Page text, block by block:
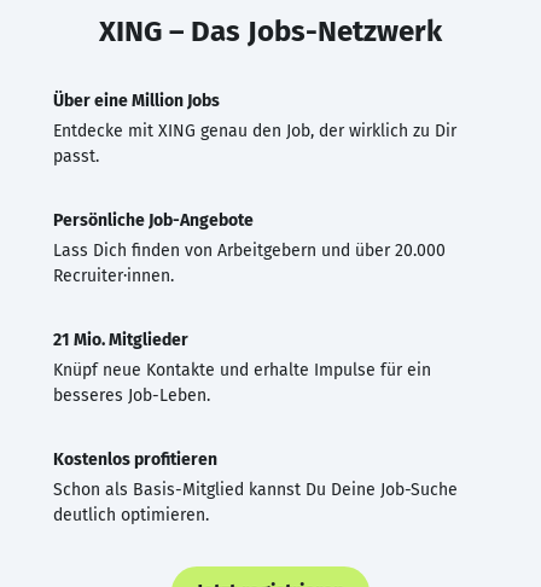
XING – Das Jobs-Netzwerk
Über eine Million Jobs
Entdecke mit XING genau den Job, der wirklich zu Dir
passt.
Persönliche Job-Angebote
Lass Dich finden von Arbeitgebern und über 20.000
Recruiter·innen.
21 Mio. Mitglieder
Knüpf neue Kontakte und erhalte Impulse für ein
besseres Job-Leben.
Kostenlos profitieren
Schon als Basis-Mitglied kannst Du Deine Job-Suche
deutlich optimieren.